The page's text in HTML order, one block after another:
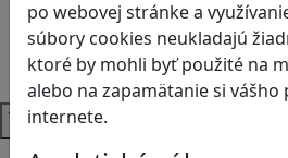
po webovej stránke a
súbory cookies neukladajú
ktoré by mohli byť použité na
alebo na zapamätanie si vášho
internete.
Matematika
Občianska náuka
Vlastiveda
Témy